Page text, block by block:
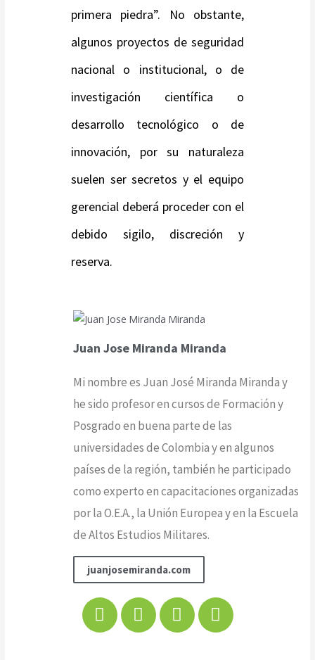
primera piedra”. No obstante,
algunos proyectos de seguridad
nacional o institucional, o de
investigación científica o
desarrollo tecnológico o de
innovación, por su naturaleza
suelen ser secretos y el equipo
gerencial deberá proceder con el
debido sigilo, discreción y
reserva.
Juan Jose Miranda Miranda
Mi nombre es Juan José Miranda Miranda y
he sido profesor en cursos de Formación y
Posgrado en buena parte de las
universidades de Colombia y en algunos
países de la región, también he participado
como experto en capacitaciones organizadas
por la O.E.A., la Unión Europea y en la Escuela
de Altos Estudios Militares.
juanjosemiranda.com